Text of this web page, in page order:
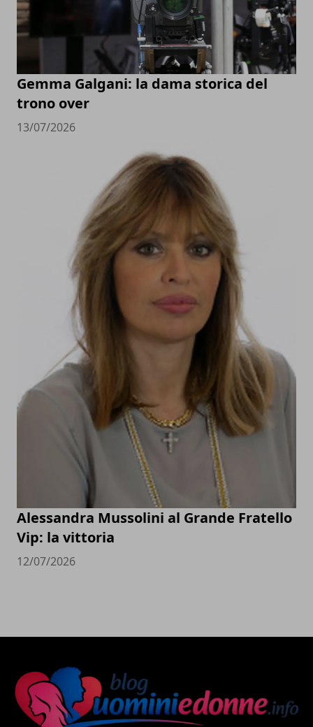
Gemma Galgani: la dama storica del
trono over
13/07/2026
Alessandra Mussolini al Grande Fratello
Vip: la vittoria
12/07/2026